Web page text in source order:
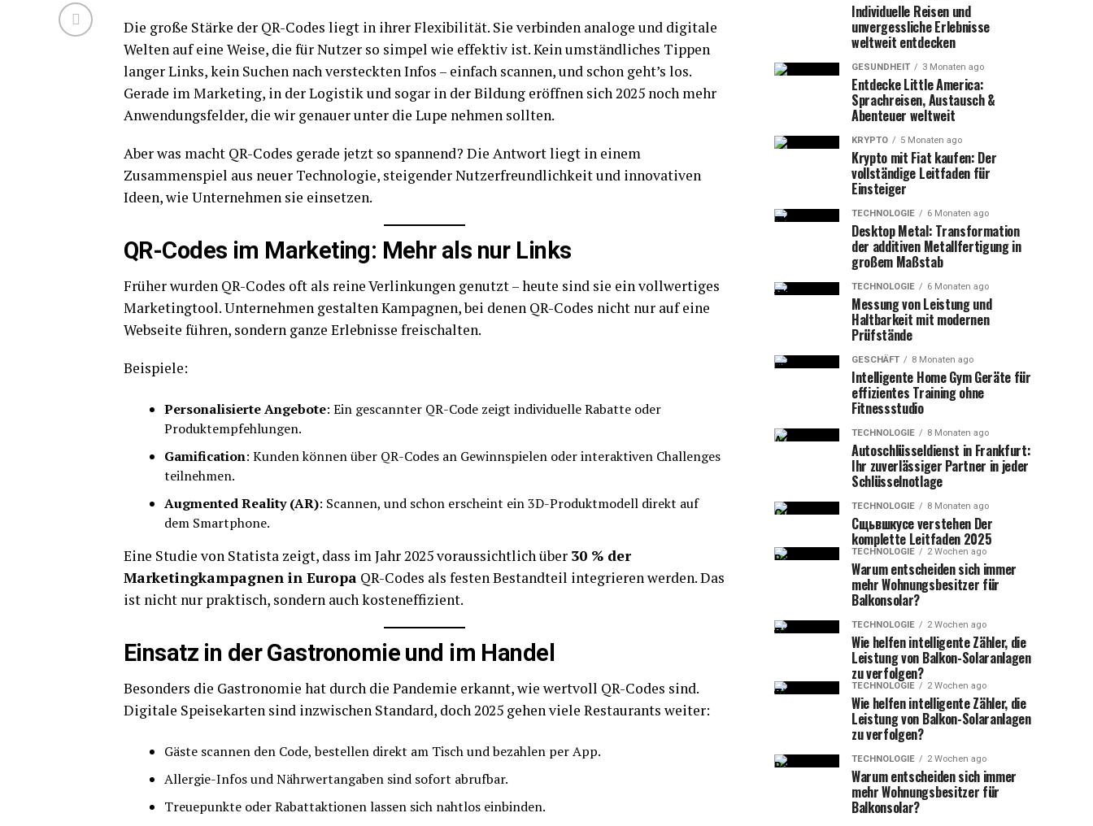
Die große Stärke der QR-Codes liegt in ihrer Flexibilität. Sie verbinden analoge und digitale
Welten auf eine Weise, die für Nutzer so simpel wie effektiv ist. Kein umständliches Tippen
langer Links, kein Suchen nach versteckten Infos – einfach scannen, und schon geht’s los.
Gerade im Marketing, in der Logistik und sogar in der Bildung eröffnen sich 2025 noch mehr
Anwendungsfelder, die wir genauer unter die Lupe nehmen sollten.
Aber was macht QR-Codes gerade jetzt so spannend? Die Antwort liegt in einem
Zusammenspiel aus neuer Technologie, steigender Nutzerfreundlichkeit und innovativen
Ideen, wie Unternehmen sie einsetzen.
QR-Codes im Marketing: Mehr als nur Links
Früher wurden QR-Codes oft als reine Verlinkungen genutzt – heute sind sie ein vollwertiges
Marketingtool. Unternehmen gestalten Kampagnen, bei denen QR-Codes nicht nur auf eine
Webseite führen, sondern ganze Erlebnisse freischalten.
Beispiele:
Personalisierte Angebote: Ein gescannter QR-Code zeigt individuelle Rabatte oder
Produktempfehlungen.
Gamification: Kunden können über QR-Codes an Gewinnspielen oder interaktiven Challenges
teilnehmen.
Augmented Reality (AR): Scannen, und schon erscheint ein 3D-Produktmodell direkt auf
dem Smartphone.
Eine Studie von Statista zeigt, dass im Jahr 2025 voraussichtlich über 30 % der
Marketingkampagnen in Europa QR-Codes als festen Bestandteil integrieren werden. Das
ist nicht nur praktisch, sondern auch kosteneffizient.
Einsatz in der Gastronomie und im Handel
Besonders die Gastronomie hat durch die Pandemie erkannt, wie wertvoll QR-Codes sind.
Digitale Speisekarten sind inzwischen Standard, doch 2025 gehen viele Restaurants weiter:
Gäste scannen den Code, bestellen direkt am Tisch und bezahlen per App.
Allergie-Infos und Nährwertangaben sind sofort abrufbar.
Treuepunkte oder Rabattaktionen lassen sich nahtlos einbinden.
Individuelle Reisen und
unvergessliche Erlebnisse
weltweit entdecken
GESUNDHEIT 3 Monaten ago
Entdecke Little America:
Sprachreisen, Austausch &
Abenteuer weltweit
KRYPTO 5 Monaten ago
Krypto mit Fiat kaufen: Der
vollständige Leitfaden für
Einsteiger
TECHNOLOGIE 6 Monaten ago
Desktop Metal: Transformation
der additiven Metallfertigung in
großem Maßstab
TECHNOLOGIE 6 Monaten ago
Messung von Leistung und
Haltbarkeit mit modernen
Prüfstände
GESCHÄFT 8 Monaten ago
Intelligente Home Gym Geräte für
effizientes Training ohne
Fitnessstudio
TECHNOLOGIE 8 Monaten ago
Autoschlüsseldienst in Frankfurt:
Ihr zuverlässiger Partner in jeder
Schlüsselnotlage
TECHNOLOGIE 8 Monaten ago
Сщьвшкусе verstehen Der
komplette Leitfaden 2025
TECHNOLOGIE 2 Wochen ago
Warum entscheiden sich immer
mehr Wohnungsbesitzer für
Balkonsolar?
TECHNOLOGIE 2 Wochen ago
Wie helfen intelligente Zähler, die
Leistung von Balkon-Solaranlagen
zu verfolgen?
TECHNOLOGIE 2 Wochen ago
Wie helfen intelligente Zähler, die
Leistung von Balkon-Solaranlagen
zu verfolgen?
TECHNOLOGIE 2 Wochen ago
Warum entscheiden sich immer
mehr Wohnungsbesitzer für
Balkonsolar?